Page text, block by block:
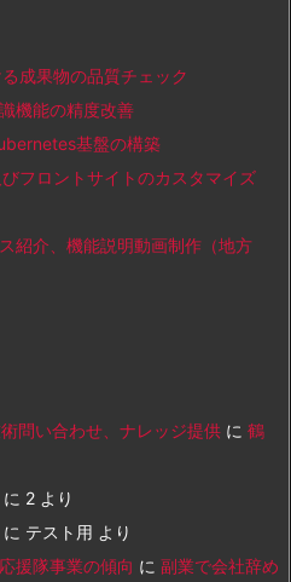
成果物の品質チェック
機能の精度改善
基盤の構築
フロントサイトのカスタマイズ
紹介、機能説明動画制作（地方
問い合わせ、ナレッジ提供 に 鶴
に 2 より
に テスト用 より
援隊事業の傾向 に 副業で会社辞め